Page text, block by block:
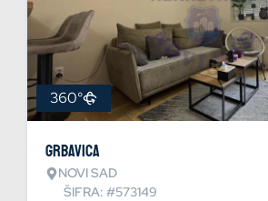
360°
Grbavica
NOVI SAD
ŠIFRA: #573149